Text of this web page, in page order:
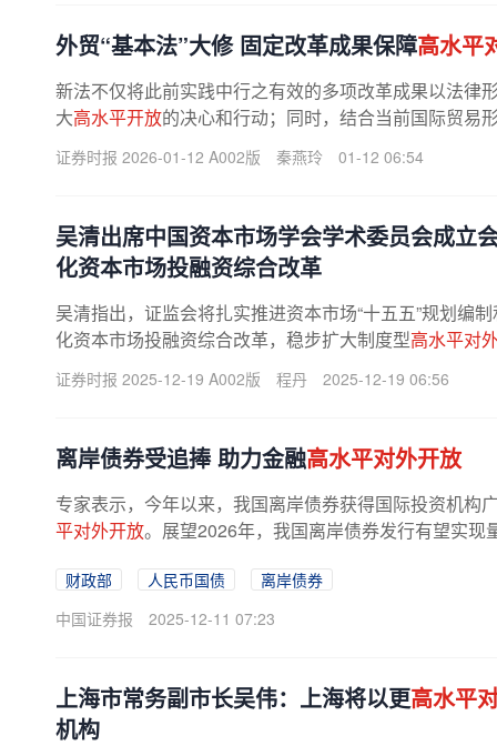
外贸“基本法”大修 固定改革成果保障高水平
新法不仅将此前实践中行之有效的多项改革成果以法律
大高水平开放的决心和行动；同时，结合当前国际贸易
企业的贸易救济工具箱，增加其展业...
证券时报 2026-01-12 A002版 秦燕玲 01-12 06:54
吴清出席中国资本市场学会学术委员会成立
化资本市场投融资综合改革
吴清指出，证监会将扎实推进资本市场“十五五”规划编
化资本市场投融资综合改革，稳步扩大制度型高水平对
证券时报 2025-12-19 A002版 程丹 2025-12-19 06:56
离岸债券受追捧 助力金融高水平对外开放
专家表示，今年以来，我国离岸债券获得国际投资机构
平对外开放。展望2026年，我国离岸债券发行有望实
财政部 人民币国债
离岸债券
中国证券报
2025-12-11 07:23
上海市常务副市长吴伟：上海将以更高水平
机构